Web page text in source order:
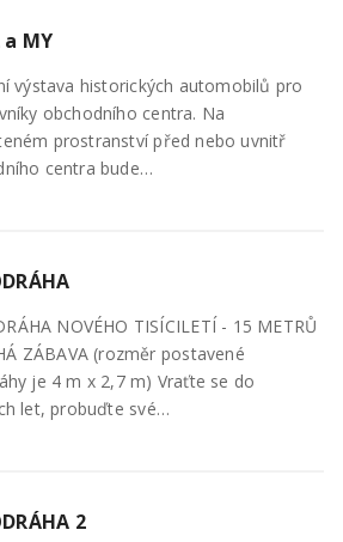
MY
výstava historických automobilů pro
obchodního centra. Na
prostranství před nebo uvnitř
centra bude…
NOVÉHO TISÍCILETÍ - 15 METRŮ
ZÁBAVA (rozměr postavené
je 4 m x 2,7 m) Vraťte se do
let, probuďte své…
2